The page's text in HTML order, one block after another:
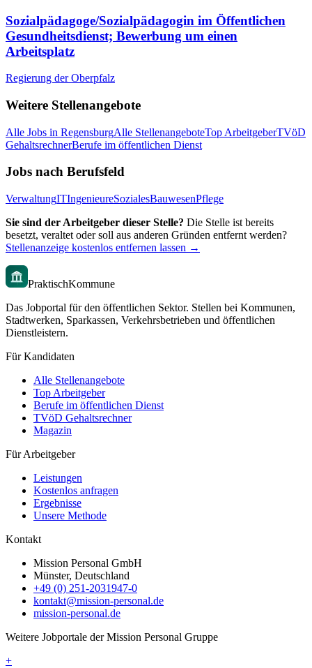
Sozialpädagoge/Sozialpädagogin im Öffentlichen
Gesundheitsdienst; Bewerbung um einen
Arbeitsplatz
Regierung der Oberpfalz
Weitere Stellenangebote
Alle Jobs in RegensburgAlle StellenangeboteTop ArbeitgeberTVöD
GehaltsrechnerBerufe im öffentlichen Dienst
Jobs nach Berufsfeld
VerwaltungITIngenieureSozialesBauwesenPflege
Sie sind der Arbeitgeber dieser Stelle? Die Stelle ist bereits
besetzt, veraltet oder soll aus anderen Gründen entfernt werden?
Stellenanzeige kostenlos entfernen lassen →
PraktischKommune
Das Jobportal für den öffentlichen Sektor. Stellen bei Kommunen,
Stadtwerken, Sparkassen, Verkehrsbetrieben und öffentlichen
Dienstleistern.
Für Kandidaten
Alle Stellenangebote
Top Arbeitgeber
Berufe im öffentlichen Dienst
TVöD Gehaltsrechner
Magazin
Für Arbeitgeber
Leistungen
Kostenlos anfragen
Ergebnisse
Unsere Methode
Kontakt
Mission Personal GmbH
Münster, Deutschland
+49 (0) 251-2031947-0
kontakt@mission-personal.de
mission-personal.de
Weitere Jobportale der Mission Personal Gruppe
+